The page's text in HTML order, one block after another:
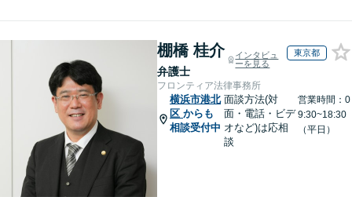
棚橋 桂介
弁護士
インタビュ
ーを見る
東京都
フロンティア法律事務所
横浜市港北
区 からも
相談受付中
面談方法(対
面・電話・ビデ
オなど)は応相
談
営業時間：0
9:30~18:30
（平日）